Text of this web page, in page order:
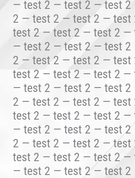
— test 2 — test 2 — test
2 — test 2 — test 2 —
test 2 — test 2 — test 2 —
— test 2 — test 2 — test
2 — test 2 — test 2 —
test 2 — test 2 — test 2 —
— test 2 — test 2 — test
2 — test 2 — test 2 —
test 2 — test 2 — test 2 —
— test 2 — test 2 — test
2 — test 2 — test 2 —
test 2 — test 2 — test 2 —
— test 2 — test 2 — test